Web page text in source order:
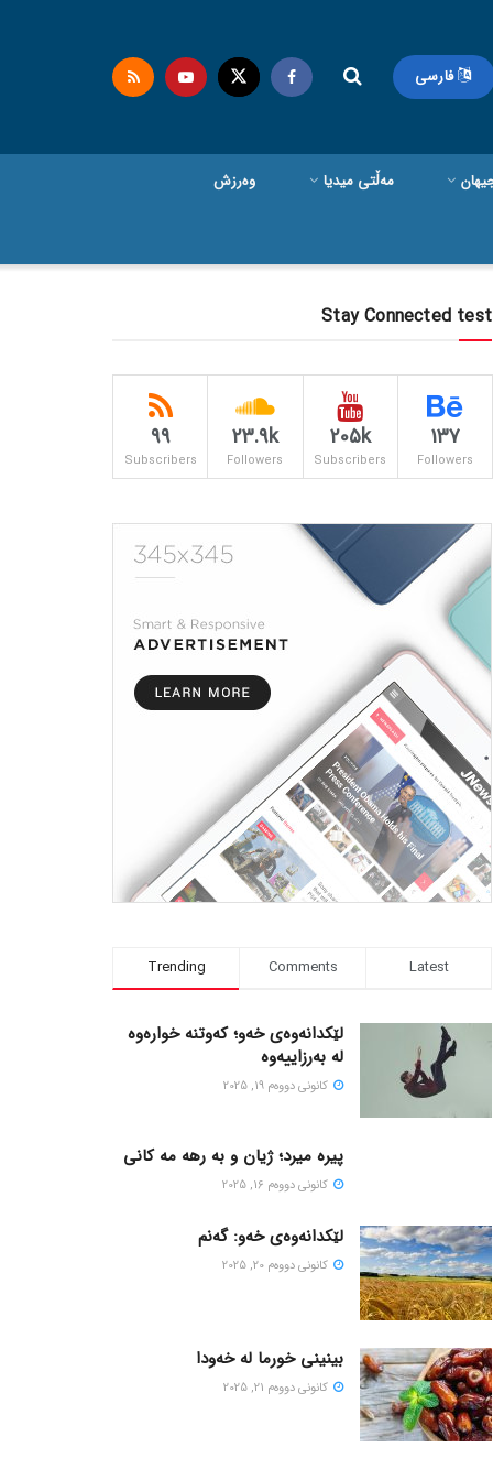
فارسی
مەڵتی میدیا وەرزش
Stay Connected test
137
Followers
205k
Subscribers
23.9k
Followers
99
Subscribers
Trending Comments Latest
لێکدانەوەی خەو؛ کەوتنە خوارەوە
لە بەرزاییەوە
كانونی دووه‌م 19, 2025
پیره میرد؛ ژیان و به رهه مه کانی
كانونی دووه‌م 16, 2025
لێکدانەوەی خەو: گەنم
كانونی دووه‌م 20, 2025
بینینی خورما لە خەودا
كانونی دووه‌م 21, 2025